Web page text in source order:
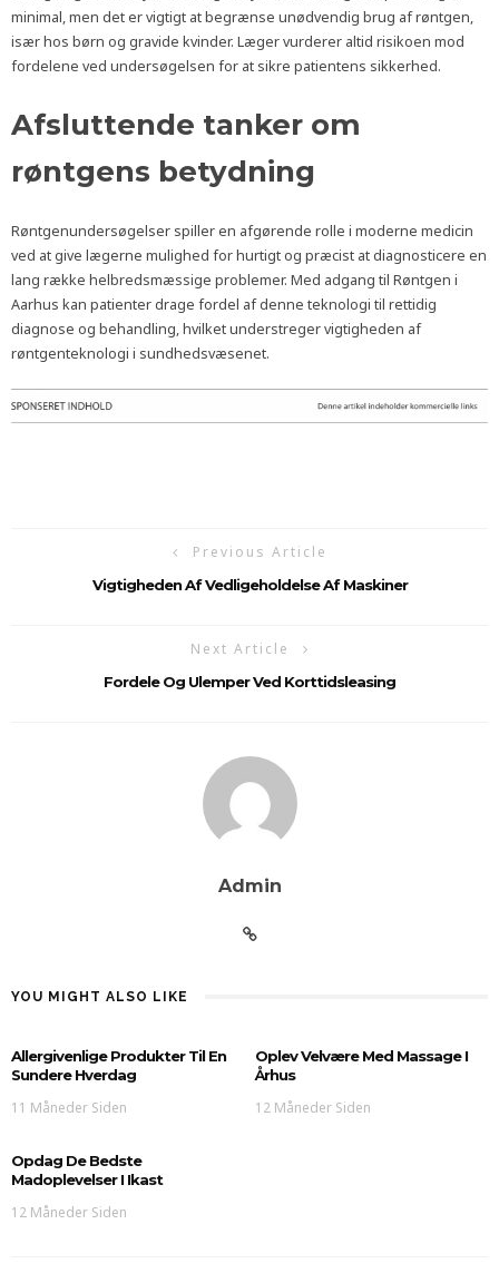
minimal, men det er vigtigt at begrænse unødvendig brug af røntgen,
især hos børn og gravide kvinder. Læger vurderer altid risikoen mod
fordelene ved undersøgelsen for at sikre patientens sikkerhed.
Afsluttende tanker om
røntgens betydning
Røntgenundersøgelser spiller en afgørende rolle i moderne medicin
ved at give lægerne mulighed for hurtigt og præcist at diagnosticere en
lang række helbredsmæssige problemer. Med adgang til Røntgen i
Aarhus kan patienter drage fordel af denne teknologi til rettidig
diagnose og behandling, hvilket understreger vigtigheden af
røntgenteknologi i sundhedsvæsenet.
Previous Article
Vigtigheden Af Vedligeholdelse Af Maskiner
Next Article
Fordele Og Ulemper Ved Korttidsleasing
Admin
YOU MIGHT ALSO LIKE
Allergivenlige Produkter Til En
Sundere Hverdag
11 Måneder Siden
Oplev Velvære Med Massage I
Århus
12 Måneder Siden
Opdag De Bedste
Madoplevelser I Ikast
12 Måneder Siden